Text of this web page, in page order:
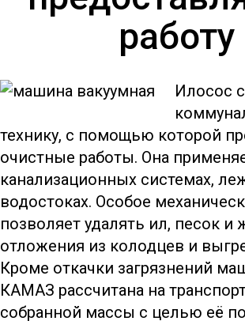
работу
Илосос
технику, с помощью которой
очистные работы. Она
канализационных системах,
водостоках. Особое
позволяет удалять ил, песок и
отложения из колодцев и
Кроме откачки загрязнений
КАМАЗ рассчитана на
собранной массы с целью её